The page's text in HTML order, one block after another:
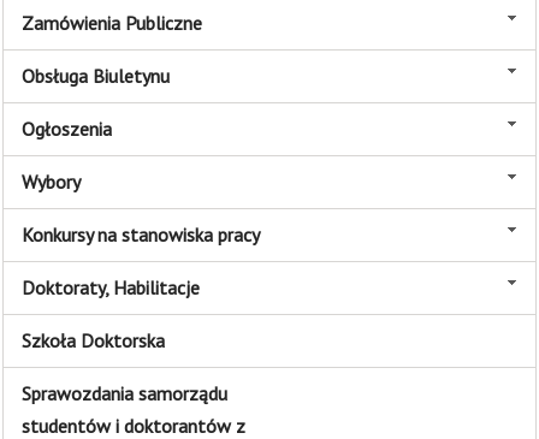
Zamówienia Publiczne
Obsługa Biuletynu
Ogłoszenia
Wybory
Konkursy na stanowiska pracy
Doktoraty, Habilitacje
Szkoła Doktorska
Sprawozdania samorządu
studentów i doktorantów z